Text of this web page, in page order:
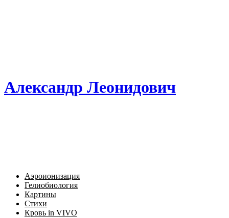
Александр Леонидович
Аэроионизация
Гелиобиология
Картины
Стихи
Кровь in VIVO